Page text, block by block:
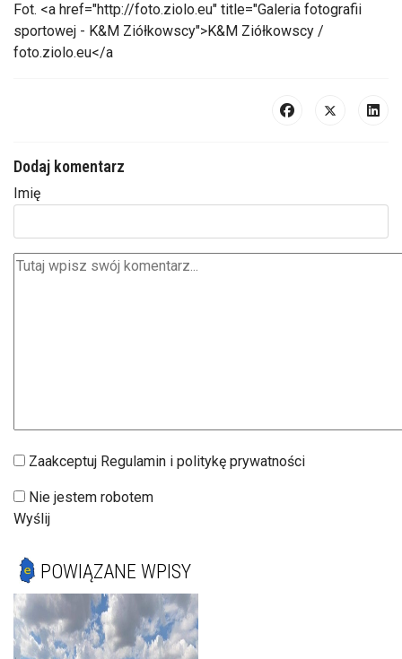
Fot. <a href="http://foto.ziolo.eu" title="Galeria fotografii
sportowej - K&M Ziółkowscy">K&M Ziółkowscy /
foto.ziolo.eu</a
Dodaj komentarz
Imię
Zaakceptuj Regulamin i politykę prywatności
Nie jestem robotem
Wyślij
POWIĄZANE WPISY